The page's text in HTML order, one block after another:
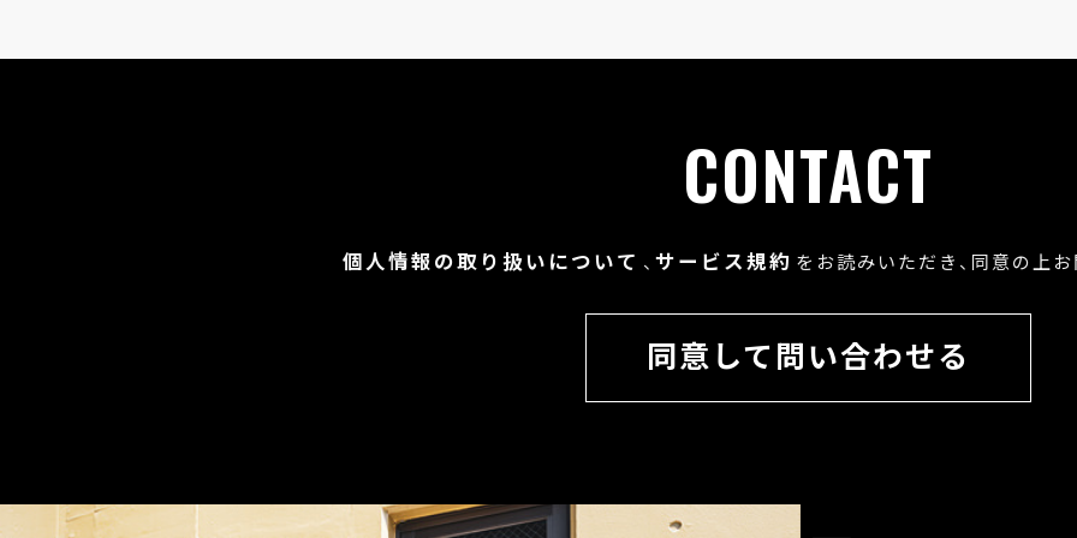
CONTACT
個人情報の取り扱いについて 、 サービス規約 をお読みいただき、 同意の上お
同意して問い合わせる